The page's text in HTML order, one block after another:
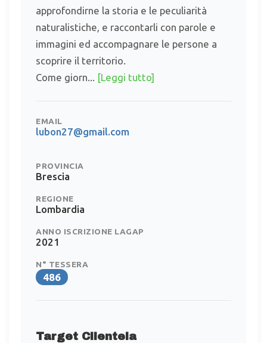
approfondirne la storia e le peculiarità
naturalistiche, e raccontarli con parole e
immagini ed accompagnare le persone a
scoprire il territorio.
Come giorn...
[Leggi tutto]
EMAIL
lubon27@gmail.com
PROVINCIA
Brescia
REGIONE
Lombardia
ANNO ISCRIZIONE LAGAP
2021
N° TESSERA
486
Target Clientela